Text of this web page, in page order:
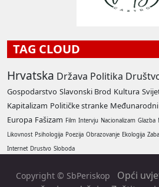
TAG CLOUD
Hrvatska Država Politika
Gospodarstvo Slavonski Brod Kultura
Kapitalizam Političke stranke
Europa Fašizam Film Intervju Nacionalizam Glazba
Likovnost Psihologija Poezija Obrazovanje Ekologija
Internet Drustvo Sloboda
Copyright © SbPeriskop Opći